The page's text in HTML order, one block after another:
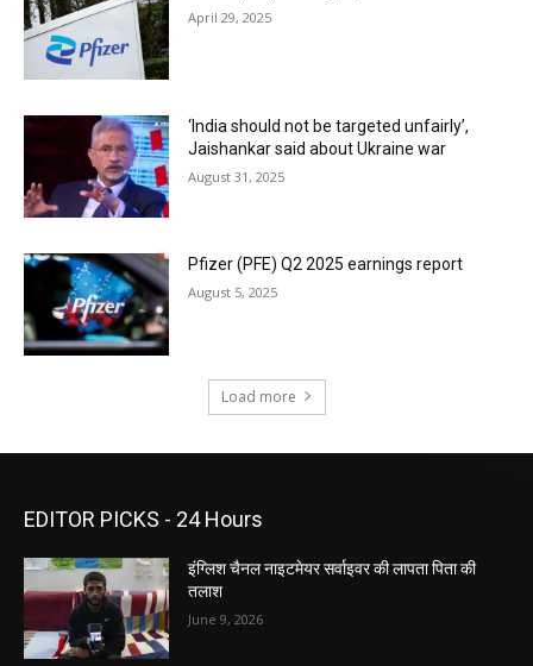
April 29, 2025
‘India should not be targeted unfairly’,
Jaishankar said about Ukraine war
August 31, 2025
Pfizer (PFE) Q2 2025 earnings report
August 5, 2025
Load more
EDITOR PICKS - 24 Hours
इंग्लिश चैनल नाइटमेयर सर्वाइवर की लापता पिता की
तलाश
June 9, 2026